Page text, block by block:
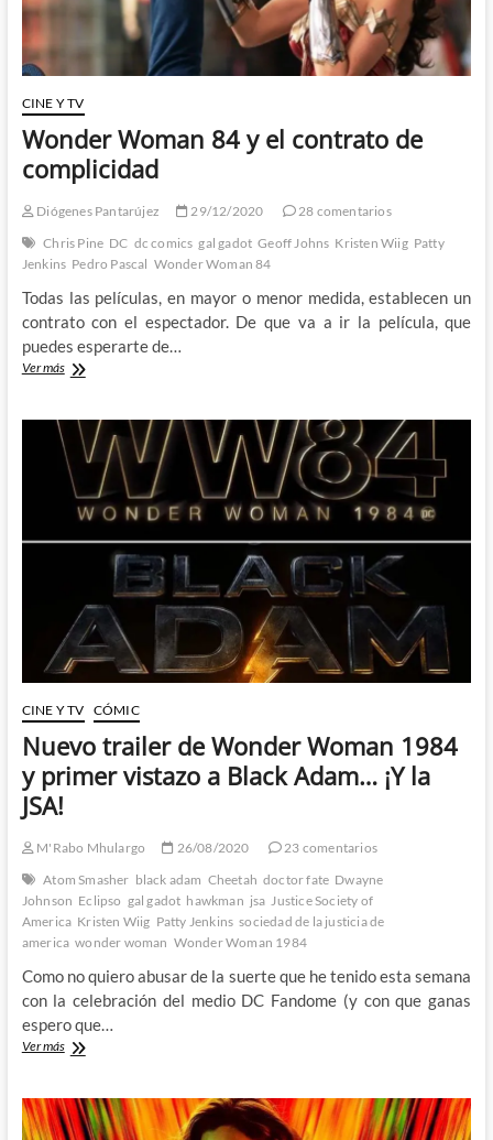
CINE Y TV
Wonder Woman 84 y el contrato de
complicidad
Diógenes Pantarújez 29/12/2020
28 comentarios
Chris Pine DC dc comics gal gadot Geoff Johns Kristen Wiig Patty
Jenkins Pedro Pascal Wonder Woman 84
Todas las películas, en mayor o menor medida, establecen un
contrato con el espectador. De que va a ir la película, que
puedes esperarte de…
Ver másWonder
el
contrato
de
complicidad
CINE Y TV CÓMIC
Nuevo trailer de Wonder Woman 1984
y primer vistazo a Black Adam… ¡Y la
JSA!
M'Rabo Mhulargo 26/08/2020
23 comentarios
Atom Smasher black adam Cheetah doctor fate Dwayne
Johnson Eclipso gal gadot hawkman jsa Justice Society of
America Kristen Wiig Patty Jenkins sociedad de la justicia de
america wonder woman Wonder Woman 1984
Como no quiero abusar de la suerte que he tenido esta semana
con la celebración del medio DC Fandome (y con que ganas
espero que…
Ver másNuevo
Wonder
Woman